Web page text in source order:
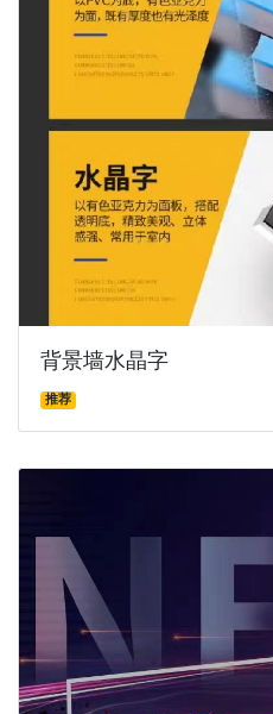
背景墙水晶字
推荐